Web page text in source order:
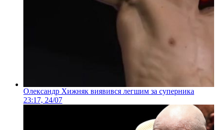
Олександр Хижняк виявився легшим за суперника
23:17, 24/07